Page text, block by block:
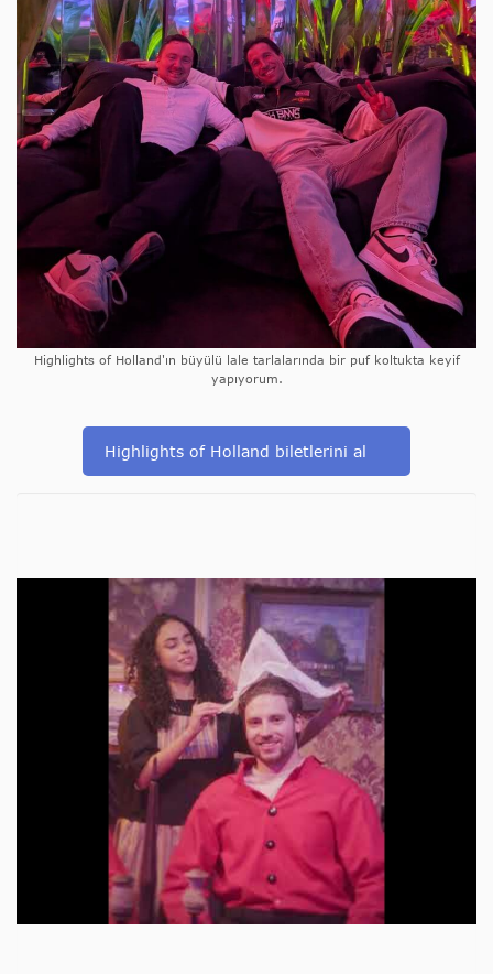
Highlights of Holland'ın büyülü lale tarlalarında bir puf koltukta keyif
yapıyorum.
Highlights of Holland biletlerini al